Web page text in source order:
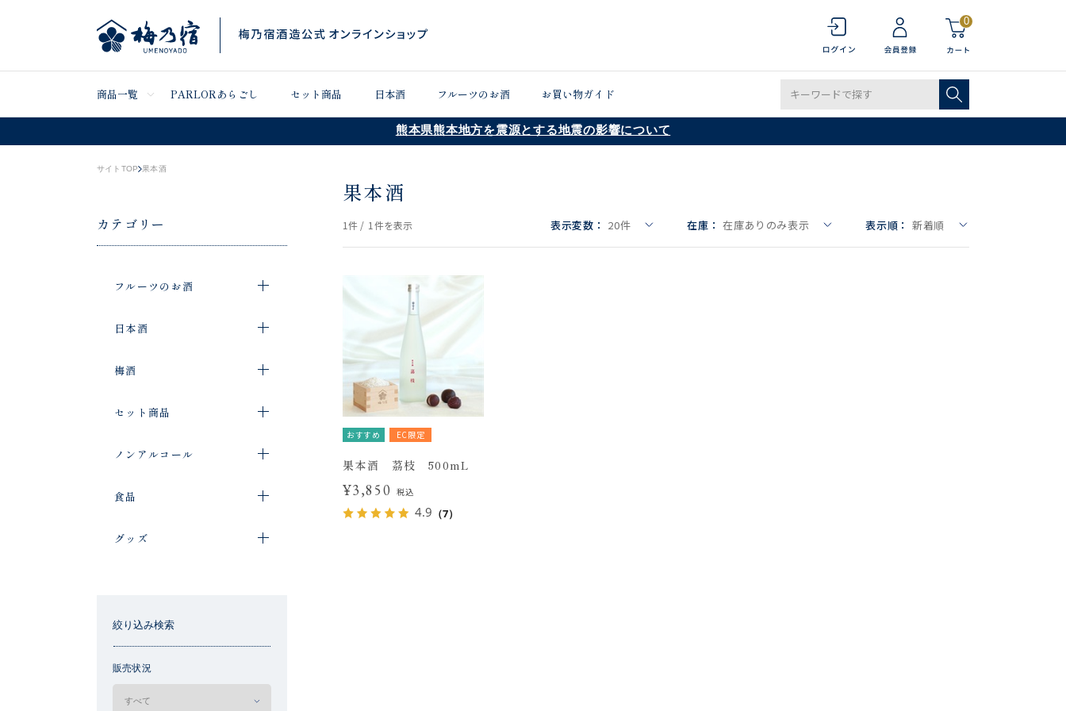
0
商品一覧 PARLORあらごし セット商品 日本酒 フルーツのお酒 お買い物ガイド
熊本県熊本地方を震源とする地震の影響について
サイトTOP 果本酒
カテゴリー
フルーツのお酒
日本酒
梅酒
セット商品
ノンアルコール
食品
グッズ
絞り込み検索
販売状況
果本酒
1件 / 1件を表示 表示変数： 20件 在庫： 在庫ありのみ表示 表示順： 新着順
おすすめ EC限定
果本酒 茘枝 500mL
¥3,850 税込
4.9 （7）